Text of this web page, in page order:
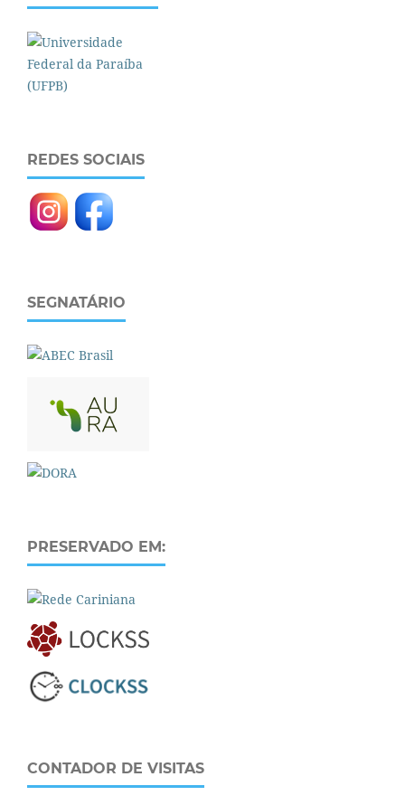
REDES SOCIAIS
SEGNATÁRIO
PRESERVADO EM:
CONTADOR DE VISITAS